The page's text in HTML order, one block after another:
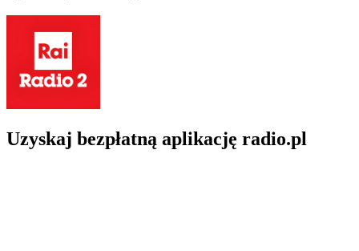
Uzyskaj bezpłatną aplikację radio.pl